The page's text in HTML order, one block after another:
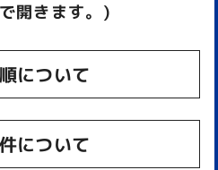
開きます。)
について
について